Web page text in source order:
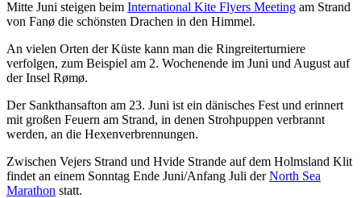
Mitte Juni steigen beim International Kite Flyers Meeting am Strand
von Fanø die schönsten Drachen in den Himmel.
An vielen Orten der Küste kann man die Ringreiterturniere
verfolgen, zum Beispiel am 2. Wochenende im Juni und August auf
der Insel Rømø.
Der Sankthansafton am 23. Juni ist ein dänisches Fest und erinnert
mit großen Feuern am Strand, in denen Strohpuppen verbrannt
werden, an die Hexenverbrennungen.
Zwischen Vejers Strand und Hvide Strande auf dem Holmsland Klit
findet an einem Sonntag Ende Juni/Anfang Juli derNorth Sea
Marathon statt.